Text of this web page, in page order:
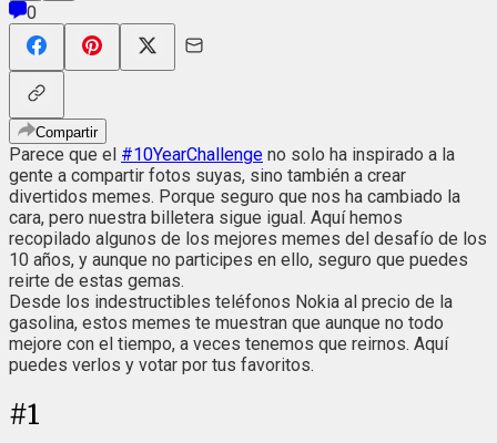
0
Compartir
Parece que el #10YearChallenge no solo ha inspirado a la
gente a compartir fotos suyas, sino también a crear
divertidos memes. Porque seguro que nos ha cambiado la
cara, pero nuestra billetera sigue igual. Aquí hemos
recopilado algunos de los mejores memes del desafío de los
10 años, y aunque no participes en ello, seguro que puedes
reirte de estas gemas.
Desde los indestructibles teléfonos Nokia al precio de la
gasolina, estos memes te muestran que aunque no todo
mejore con el tiempo, a veces tenemos que reirnos. Aquí
puedes verlos y votar por tus favoritos.
#1